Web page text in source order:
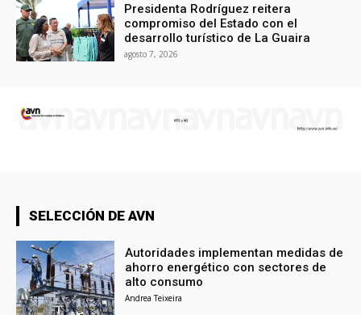
Presidenta Rodríguez reitera
compromiso del Estado con el
desarrollo turístico de La Guaira
agosto 7, 2026
SELECCIÓN DE AVN
Autoridades implementan medidas de
ahorro energético con sectores de
alto consumo
Andrea Teixeira